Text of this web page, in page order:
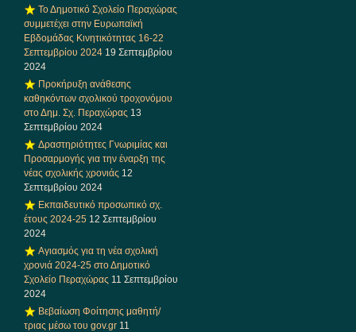
Το Δημοτικό Σχολείο Περαχώρας
συμμετέχει στην Ευρωπαϊκή
Εβδομάδας Κινητικότητας 16-22
Σεπτεμβρίου 2024 19 Σεπτεμβρίου
2024
Προκήρυξη ανάθεσης
καθηκόντων σχολικού τροχονόμου
στο Δημ. Σχ. Περαχώρας 13
Σεπτεμβρίου 2024
Δραστηριότητες Γνωριμίας και
Προσαρμογής για την έναρξη της
νέας σχολικής χρονιάς 12
Σεπτεμβρίου 2024
Εκπαιδευτικό προσωπικό σχ.
έτους 2024-25 12 Σεπτεμβρίου
2024
Αγιασμός για τη νέα σχολική
χρονιά 2024-25 στο Δημοτικό
Σχολείο Περαχώρας 11 Σεπτεμβρίου
2024
Βεβαίωση Φοίτησης μαθητή/
τριας μέσω του gov.gr 11